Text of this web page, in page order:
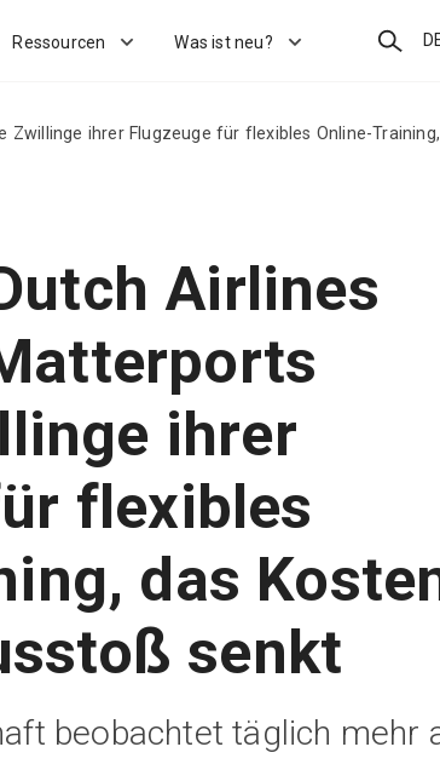
Ressourcen Was ist neu? Suchen
ihrer Flugzeuge für flexibles Online-
Airlines
ihrer
flexibles
das
senkt
beobachtet täglich mehr